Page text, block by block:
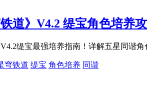
铁道》V4.2 缇宝角色培养
V4.2缇宝最强培养指南！详解五星同谐
穹铁道 缇宝 角色培养 同谐